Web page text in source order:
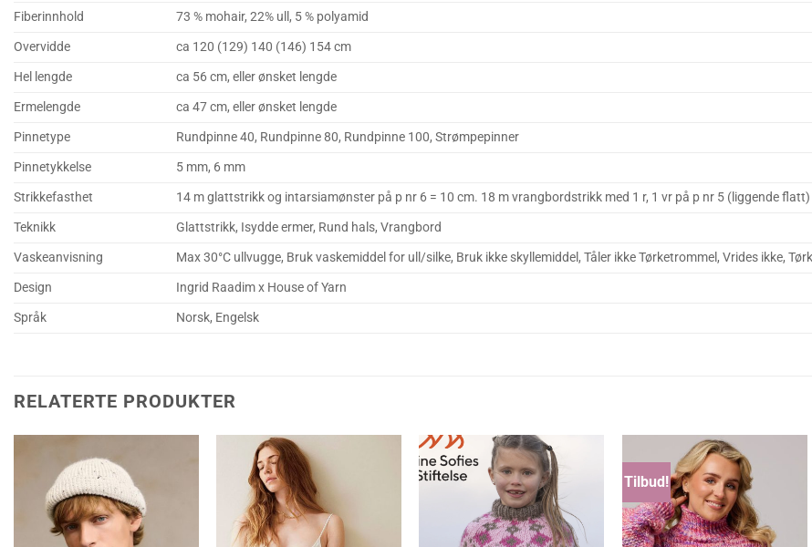
Fiberinnhold
73 % mohair, 22% ull, 5 % polyamid
Overvidde
ca 120 (129) 140 (146) 154 cm
Hel lengde
ca 56 cm, eller ønsket lengde
Ermelengde
ca 47 cm, eller ønsket lengde
Pinnetype
Rundpinne 40, Rundpinne 80, Rundpinne 100, Strømpepinner
Pinnetykkelse
5 mm, 6 mm
Strikkefasthet
14 m glattstrikk og intarsiamønster på p nr 6 = 10 cm. 18 m vrangbordstrikk med 1 r, 1 vr på p nr 5 (liggende flatt)
Teknikk
Glattstrikk, Isydde ermer, Rund hals, Vrangbord
Vaskeanvisning
Max 30°C ullvugge, Bruk vaskemiddel for ull/silke, Bruk ikke skyllemiddel, Tåler ikke Tørketrommel, Vrides ikke,
Design
Ingrid Raadim x House of Yarn
Språk
Norsk, Engelsk
RELATERTE PRODUKTER
Tilbud!